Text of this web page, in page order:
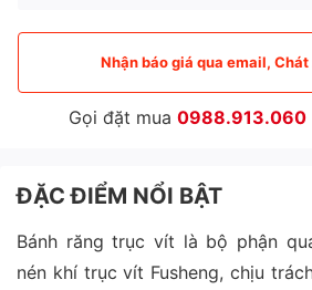
Nhận báo giá qua email,
Gọi đặt mua 0988.913.060
ĐẶC ĐIỂM NỔI BẬT
Bánh răng trục vít là bộ phận
nén khí trục vít Fusheng, chịu